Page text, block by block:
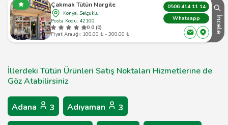
Çakmak Tütün Nargile
Konya, Selçuklu
Posta Kodu: 42100
0.0 (0)
Fiyat Aralığı: 100,00 ₺ - 300,00 ₺
0506 414 11 14
Whatsapp
İncele
İllerdeki Tütün Ürünleri Satış Noktaları Hizmetlerine de
Göz Atabilirsiniz
Adana 3 Adıyaman 3